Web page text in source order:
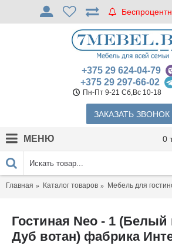
+375 29 624-04-79
+375 29 297-66-02
Пн-Пт 9-21 Сб,Вс 10-18
ЗАКАЗАТЬ ЗВОНОК
0
МЕНЮ
Главная Каталог товаров Мебель для
Гостиная Neo - 1 (Белый
Дуб вотан) фабрика